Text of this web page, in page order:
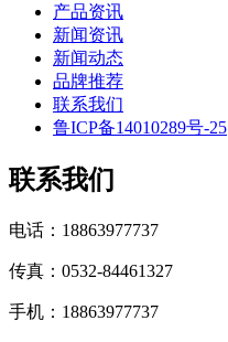
产品资讯
新闻资讯
新闻动态
品牌推荐
联系我们
鲁ICP备14010289号-25
联系我们
电话：18863977737
传真：0532-84461327
手机：18863977737